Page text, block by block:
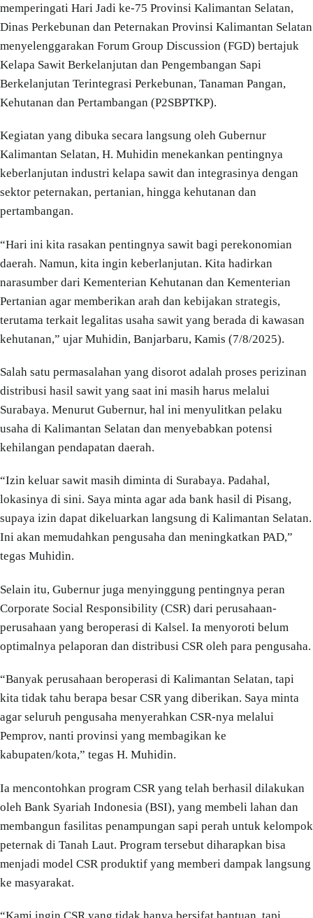
memperingati Hari Jadi ke-75 Provinsi Kalimantan Selatan,
Dinas Perkebunan dan Peternakan Provinsi Kalimantan Selatan
menyelenggarakan Forum Group Discussion (FGD) bertajuk
Kelapa Sawit Berkelanjutan dan Pengembangan Sapi
Berkelanjutan Terintegrasi Perkebunan, Tanaman Pangan,
Kehutanan dan Pertambangan (P2SBPTKP).
Kegiatan yang dibuka secara langsung oleh Gubernur
Kalimantan Selatan, H. Muhidin menekankan pentingnya
keberlanjutan industri kelapa sawit dan integrasinya dengan
sektor peternakan, pertanian, hingga kehutanan dan
pertambangan.
“Hari ini kita rasakan pentingnya sawit bagi perekonomian
daerah. Namun, kita ingin keberlanjutan. Kita hadirkan
narasumber dari Kementerian Kehutanan dan Kementerian
Pertanian agar memberikan arah dan kebijakan strategis,
terutama terkait legalitas usaha sawit yang berada di kawasan
kehutanan,” ujar Muhidin, Banjarbaru, Kamis (7/8/2025).
Salah satu permasalahan yang disorot adalah proses perizinan
distribusi hasil sawit yang saat ini masih harus melalui
Surabaya. Menurut Gubernur, hal ini menyulitkan pelaku
usaha di Kalimantan Selatan dan menyebabkan potensi
kehilangan pendapatan daerah.
“Izin keluar sawit masih diminta di Surabaya. Padahal,
lokasinya di sini. Saya minta agar ada bank hasil di Pisang,
supaya izin dapat dikeluarkan langsung di Kalimantan Selatan.
Ini akan memudahkan pengusaha dan meningkatkan PAD,”
tegas Muhidin.
Selain itu, Gubernur juga menyinggung pentingnya peran
Corporate Social Responsibility (CSR) dari perusahaan-
perusahaan yang beroperasi di Kalsel. Ia menyoroti belum
optimalnya pelaporan dan distribusi CSR oleh para pengusaha.
“Banyak perusahaan beroperasi di Kalimantan Selatan, tapi
kita tidak tahu berapa besar CSR yang diberikan. Saya minta
agar seluruh pengusaha menyerahkan CSR-nya melalui
Pemprov, nanti provinsi yang membagikan ke
kabupaten/kota,” tegas H. Muhidin.
Ia mencontohkan program CSR yang telah berhasil dilakukan
oleh Bank Syariah Indonesia (BSI), yang membeli lahan dan
membangun fasilitas penampungan sapi perah untuk kelompok
peternak di Tanah Laut. Program tersebut diharapkan bisa
menjadi model CSR produktif yang memberi dampak langsung
ke masyarakat.